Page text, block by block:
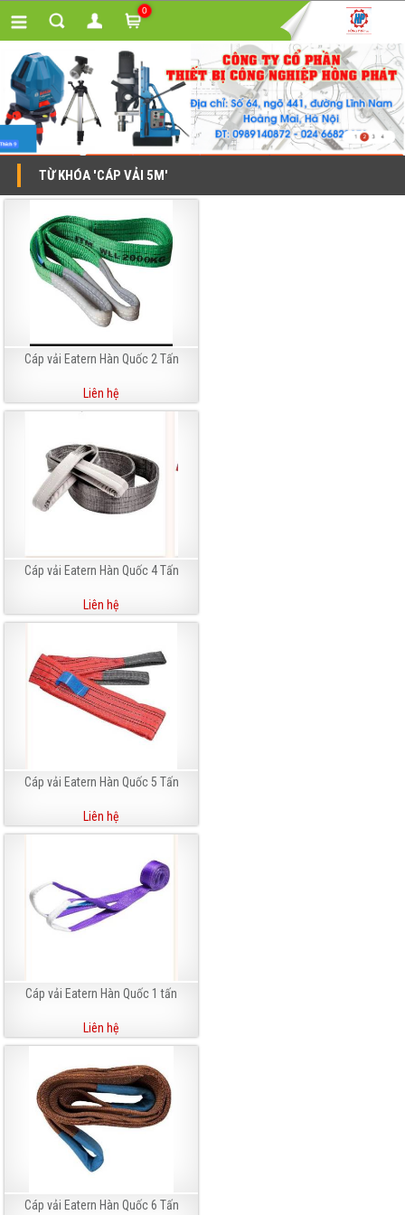
0
TỪ KHÓA 'CÁP VẢI 5M'
Cáp vải Eatern Hàn Quốc 2 Tấn
Liên hệ
Cáp vải Eatern Hàn Quốc 4 Tấn
Liên hệ
Cáp vải Eatern Hàn Quốc 5 Tấn
Liên hệ
Cáp vải Eatern Hàn Quốc 1 tấn
Liên hệ
Cáp vải Eatern Hàn Quốc 6 Tấn